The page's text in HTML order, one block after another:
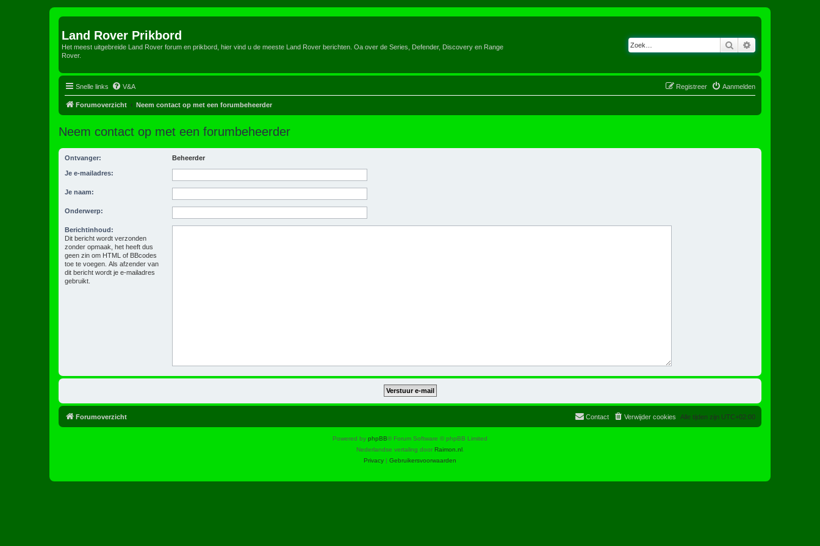
Land Rover Prikbord
Het meest uitgebreide Land Rover forum en prikbord, hier vind u de meeste Land Rover berichten. Oa over de Series, Defender, Discovery en Range
Rover.
Zoek
Snelle links V&A Aanmelden
Registreer
Forumoverzicht Neem contact op met een forumbeheerder
Neem contact op met een forumbeheerder
Ontvanger: Beheerder
Je e-mailadres:
Je naam:
Onderwerp:
Berichtinhoud:
Dit bericht wordt verzonden
zonder opmaak, het heeft dus
geen zin om HTML of BBcodes
toe te voegen. Als afzender van
dit bericht wordt je e-mailadres
gebruikt.
Forumoverzicht Alle tijden zijn UTC+02:00
Verwijder cookies
Contact
Powered by phpBB® Forum Software © phpBB Limited
Nederlandse vertaling door Raimon.nl.
Privacy | Gebruikersvoorwaarden